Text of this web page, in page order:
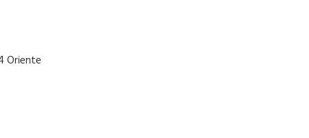
Oriente